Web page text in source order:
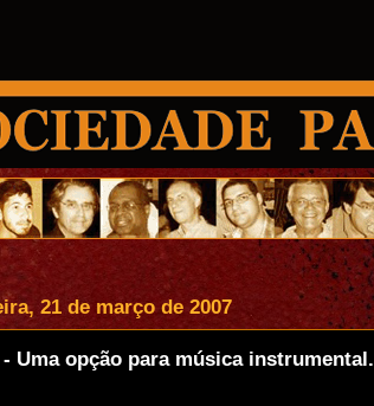
21 de março de 2007
- Uma opção para música instrumental.